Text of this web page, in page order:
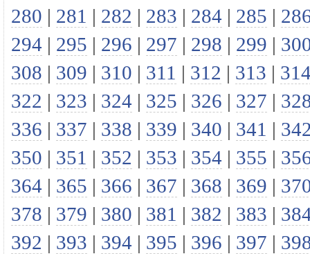
280 | 281 | 282 | 283 | 284 | 285 |
294 | 295 | 296 | 297 | 298 | 299 |
308 | 309 | 310 | 311 | 312 | 313 |
322 | 323 | 324 | 325 | 326 | 327 |
336 | 337 | 338 | 339 | 340 | 341 |
350 | 351 | 352 | 353 | 354 | 355 |
364 | 365 | 366 | 367 | 368 | 369 |
378 | 379 | 380 | 381 | 382 | 383 |
392 | 393 | 394 | 395 | 396 | 397 |